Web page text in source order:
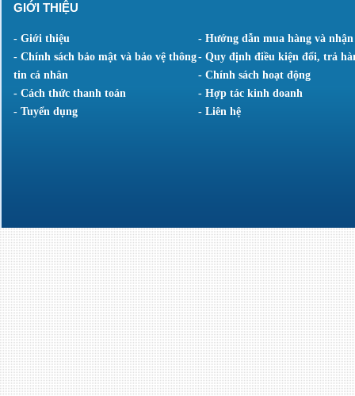
GIỚI THIỆU
- Giới thiệu
- Hướng dẫn mua hàng và
- Chính sách bảo mật và bảo vệ thông
tin cá nhân
- Quy định điều kiện đổi, trả
- Chính sách hoạt động
- Cách thức thanh toán
- Hợp tác kinh doanh
- Tuyển dụng
- Liên hệ